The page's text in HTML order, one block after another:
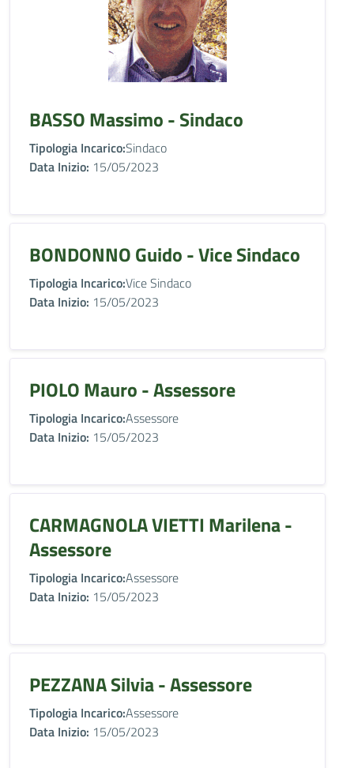
BASSO Massimo - Sindaco
Tipologia Incarico:Sindaco
Data Inizio: 15/05/2023
BONDONNO Guido - Vice Sindaco
Tipologia Incarico:Vice Sindaco
Data Inizio: 15/05/2023
PIOLO Mauro - Assessore
Tipologia Incarico:Assessore
Data Inizio: 15/05/2023
CARMAGNOLA VIETTI Marilena -
Assessore
Tipologia Incarico:Assessore
Data Inizio: 15/05/2023
PEZZANA Silvia - Assessore
Tipologia Incarico:Assessore
Data Inizio: 15/05/2023